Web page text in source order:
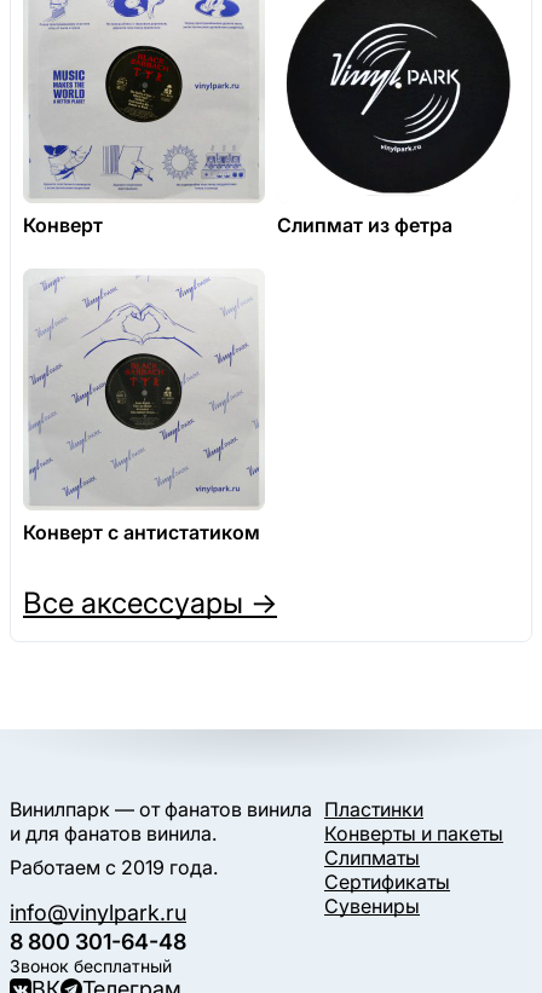
Конверт Слипмат из фетра
Конверт с антистатиком
Все аксессуары →
Винилпарк — от фанатов винила
и для фанатов винила.
Работаем с 2019 года.
info@vinylpark.ru
8 800 301-64-48
Звонок бесплатный
Пластинки
Конверты и пакеты
Слипматы
Сертификаты
Сувениры